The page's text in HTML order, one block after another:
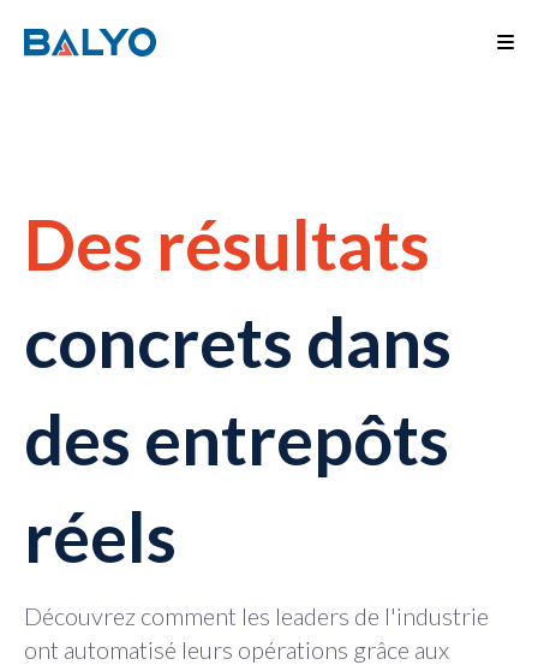
Des résultats
concrets dans
des entrepôts
réels
Découvrez comment les leaders de l'industrie
ont automatisé leurs opérations grâce aux